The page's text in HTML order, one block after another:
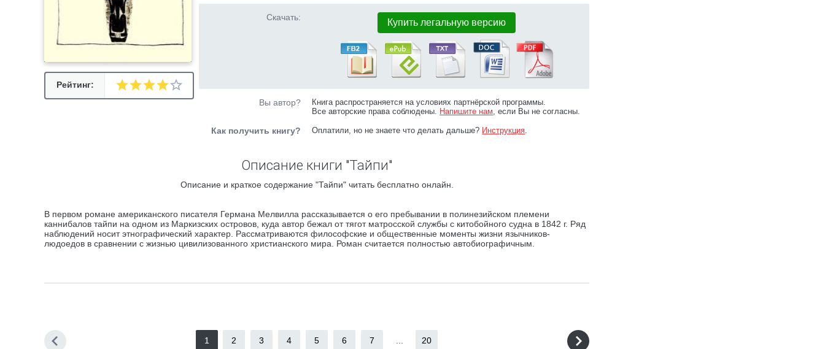
Рейтинг:
Скачать: Купить легальную версию
Вы автор?
Книга распространяется на условиях партнёрской программы.
Все авторские права соблюдены. Напишите нам, если Вы не согласны.
Как получить книгу? Оплатили, но не знаете что делать дальше? Инструкция.
Описание книги "Тайпи"
Описание и краткое содержание "Тайпи" читать бесплатно онлайн.
В первом романе американского писателя Германа Мелвилла рассказывается о его пребывании в полинезийском племени
каннибалов тайпи на одном из Маркизских островов, куда автор бежал от тягот матросской службы с китобойного судна в 1842 г. Ряд
наблюдений носит этнографический характер. Рассматриваются философские и общественные моменты жизни язычников-
людоедов в сравнении с жизнью цивилизованного христианского мира. Роман считается полностью автобиографичным.
1 2 3 4 5 6 7 20